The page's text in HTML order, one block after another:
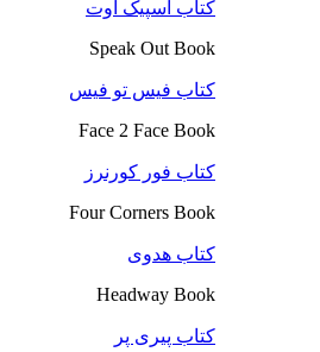
کتاب اسپیک اوت
Speak Out Book
کتاب فیس تو فیس
Face 2 Face Book
کتاب فور کورنرز
Four Corners Book
کتاب هدوی
Headway Book
کتاب پیری پر